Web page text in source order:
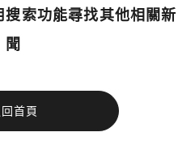
索功能尋找其他相關新
聞
首頁
帳號繼續
按鈕或空白處，即可回到加密